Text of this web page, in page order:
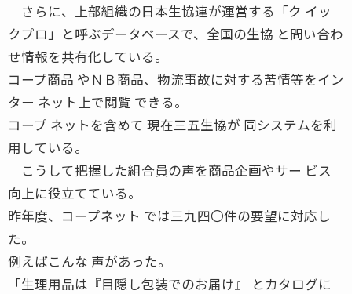
さらに、上部組織の日本生協連が運営する「ク イッ
クプロ」と呼ぶデータベースで、全国の生協 と問い合わ
せ情報を共有化している。
コープ商品 やＮＢ商品、物流事故に対する苦情等をイン
ター ネット上で閲覧 できる。
コープ ネットを含めて 現在三五生協が 同システムを利
用している。
こうして把握した組合員の声を商品企画やサー ビス
向上に役立てている。
昨年度、コープネット では三九四〇件の要望に対応し
た。
例えばこんな 声があった。
「生理用品は『目隠し包装でのお届け』 とカタログに